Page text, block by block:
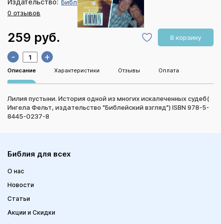
Издательство: Библейский взгляд
0 отзывов
259 руб. В корзину
- +
Описание Характеристики Отзывы Оплата
Лилия пустыни. История одной из многих искалеченных судеб(
Ингела Фельт, издательство "Библейский взгляд") ISBN 978-5-
8445-0237-8
Библия для всех
О нас
Новости
Статьи
Акции и Скидки